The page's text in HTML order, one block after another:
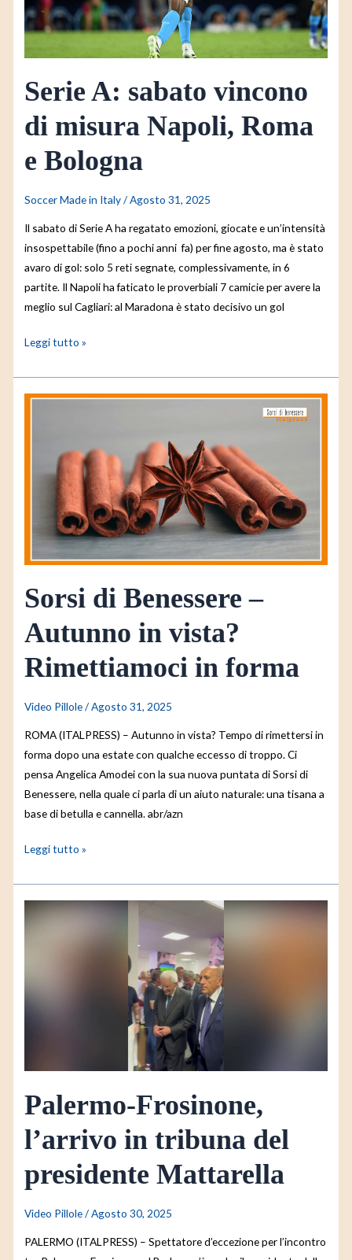
Serie A: sabato vincono
di misura Napoli, Roma
e Bologna
Soccer Made in Italy/Agosto 31, 2025
Il sabato di Serie A ha regatato emozioni, giocate e un’intensità
insospettabile (fino a pochi anni fa) per fine agosto, ma è stato
avaro di gol: solo 5 reti segnate, complessivamente, in 6
partite. Il Napoli ha faticato le proverbiali 7 camicie per avere la
meglio sul Cagliari: al Maradona è stato decisivo un gol
Napoli,
Roma
Leggi tutto »
Sorsi di Benessere –
Autunno in vista?
Rimettiamoci in forma
Video Pillole/Agosto 31, 2025
ROMA (ITALPRESS) – Autunno in vista? Tempo di rimettersi in
forma dopo una estate con qualche eccesso di troppo. Ci
pensa Angelica Amodei con la sua nuova puntata di Sorsi di
Benessere, nella quale ci parla di un aiuto naturale: una tisana a
base di betulla e cannella. abr/azn
Sorsi
Autunno
Rimettiamoci
in
Leggi tutto »
Palermo-Frosinone,
l’arrivo in tribuna del
presidente Mattarella
Video Pillole/Agosto 30, 2025
PALERMO (ITALPRESS) – Spettatore d’eccezione per l’incontro
Palermo-
Frosinone,
tribuna